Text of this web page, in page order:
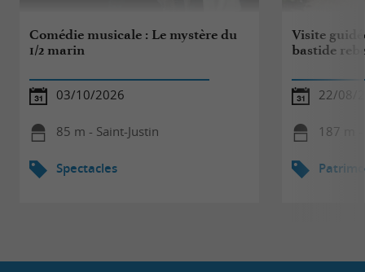
Comédie musicale : Le mystère du
1/2 marin
03/10/2026
85 m - Saint-Justin
Spectacles
Visite
bastide
22/08/
187 m -